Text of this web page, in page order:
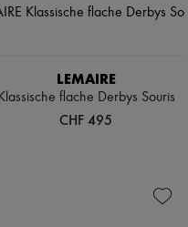
LEMAIRE
flache Derbys Souris
CHF 495